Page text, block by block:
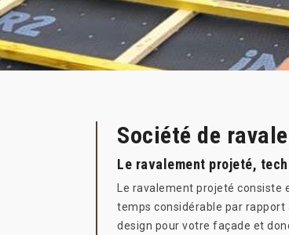
Société de
Le ravalement projeté,
Le ravalement projeté consiste
temps considérable par
design pour votre façade et